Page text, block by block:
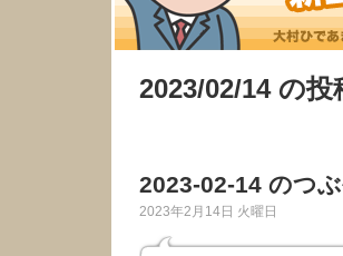
2023/02/14 の投
2023-02-14 のつ
2023年2月14日 火曜日